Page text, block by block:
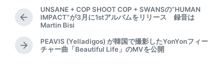
P
e
v
UNSANE + COP SHOOT COP + SWANSの“HUMAN
IMPACT”が3月に1stアルバムをリリース 録音は
Martin Bisi
N
PEAVIS (Yelladigos) が韓国で撮影したYonYonフィー
チャー曲「Beautiful Life」のMVを公開